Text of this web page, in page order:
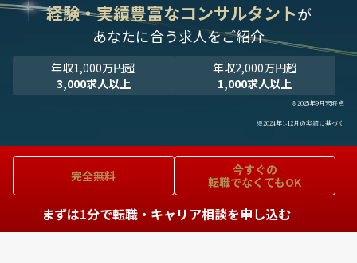
経験・実績豊富なコンサルタントが
あなたに合う求人をご紹介
年収1,000万円超
3,000求人以上
年収2,000万円超
1,000求人以上
※2025年9月末時点
※2024年1-12月の実績に基づく
完全無料
今すぐの
転職でなくてもOK
まずは1分で転職・キャリア相談を申し込む